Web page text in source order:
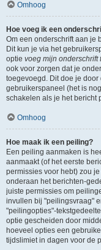
Omhoog
Hoe voeg ik een
Om een onderschrift aan je
Dit kun je via het
optie voeg mijn onderschrift
ook voor zorgen dat je
toegevoegd. Dit doe je
gebruikerspaneel (het is
schakelen als je het bericht
Omhoog
Hoe maak ik een peiling?
Een peiling aanmaken is
aanmaakt (of het eerste
permissies voor hebt) zou
onderaan het berichten-
juiste permissies om
invullen bij "peilingsvraag"
"peilingopties"-
optie gescheiden door
hoeveel opties een
tijdslimiet in dagen voor de